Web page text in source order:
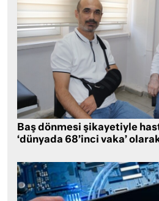
Baş dönmesi şikayetiyle
‘dünyada 68’inci vaka’